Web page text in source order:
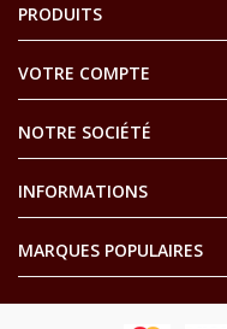
PRODUITS
VOTRE COMPTE
NOTRE SOCIÉTÉ
INFORMATIONS
MARQUES POPULAIRES